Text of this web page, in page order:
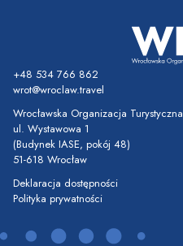
+48 534 766 862
wrot@wroclaw.travel
Wrocławska Organizacja Turystyczna
ul. Wystawowa 1
(Budynek IASE, pokój 48)
51-618 Wrocław
Deklaracja dostępności
Polityka prywatności